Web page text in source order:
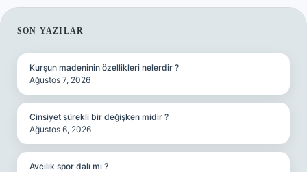
SIDEBAR
SON YAZILAR
Kurşun madeninin özellikleri nelerdir ?
Ağustos 7, 2026
Cinsiyet sürekli bir değişken midir ?
Ağustos 6, 2026
Avcılık spor dalı mı ?